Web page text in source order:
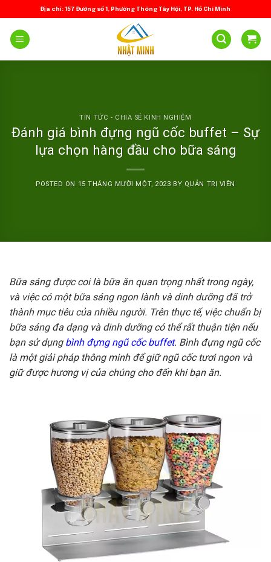
to
content
Địa chỉ: 157 Đường số 1, Phường Thông Tây Hội, TP. Hồ Chí Minh
TIN TỨC - CHIA SẺ KINH NGHIỆM
Đánh giá bình đựng ngũ cốc buffet – Sự
lựa chọn hàng đầu cho bữa sáng
POSTED ON 15 THÁNG MƯỜI MỘT, 2023 BY QUẢN TRỊ VIÊN
Bữa sáng được coi là bữa ăn quan trọng nhất trong ngày,
và việc có một bữa sáng ngon lành và dinh dưỡng đã trở
thành mục tiêu của nhiều người. Trên thực tế, việc chuẩn bị
bữa sáng đa dạng và dinh dưỡng có thể rất thuận tiện nếu
bạn sử dụng bình đựng ngũ cốc buffet. Bình đựng ngũ cốc
là một giải pháp thông minh để giữ ngũ cốc tươi ngon và
giữ được hương vị của chúng cho đến khi bạn ăn.